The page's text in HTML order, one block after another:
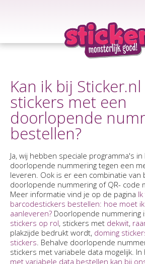
Kan ik bij
stickers met een
doorlopende
bestellen?
Ja, wij hebben speciale programma's
doorlopende nummering tegen een
leveren. Ook is er een combinatie van
doorlopende nummering of QR- code
Meer informatie vind je op de pagina
barcodestickers bestellen: hoe moet
aanleveren? Doorlopende nummering
stickers op rol, stickers met dekwit,
plakzijde bedrukt wordt, doming
stickers. Behalve doorlopende
stickers met variabele data mogelijk. In
met variabele data bestellen kan bij